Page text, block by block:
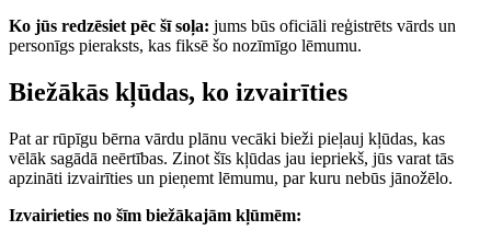
Ko jūs redzēsiet pēc šī soļa: jums būs oficiāli reģistrēts vārds un
personīgs pieraksts, kas fiksē šo nozīmīgo lēmumu.
Biežākās kļūdas, ko izvairīties
Pat ar rūpīgu bērna vārdu plānu vecāki bieži pieļauj kļūdas, kas
vēlāk sagādā neērtības. Zinot šīs kļūdas jau iepriekš, jūs varat tās
apzināti izvairīties un pieņemt lēmumu, par kuru nebūs jānožēlo.
Izvairieties no šīm biežākajām kļūmēm: